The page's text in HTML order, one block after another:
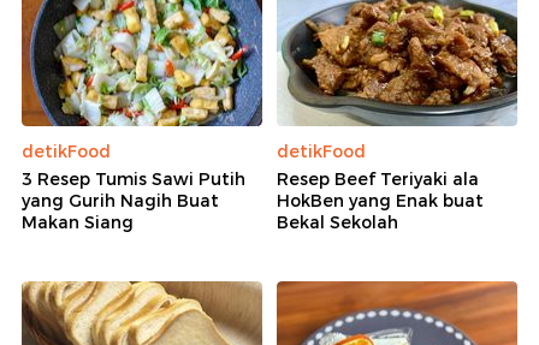
detikFood
3 Resep Tumis Sawi Putih
yang Gurih Nagih Buat
Makan Siang
detikFood
Resep Beef Teriyaki ala
HokBen yang Enak buat
Bekal Sekolah